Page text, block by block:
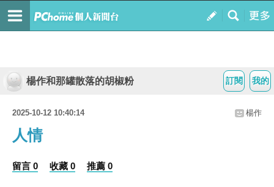
我的
訂閱
楊作和那罐散落的胡椒粉
2025-10-12 10:40:14 楊作
人情
留言 0 收藏 0 推薦 0